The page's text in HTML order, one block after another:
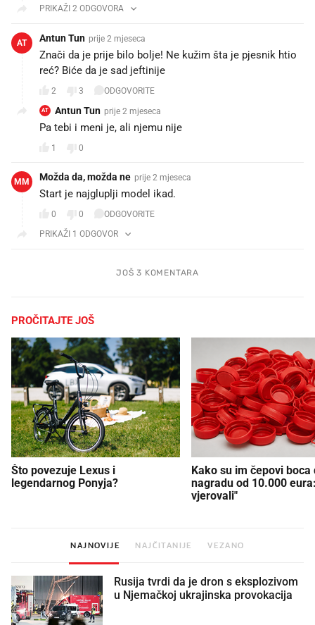
PRIKAŽI 2 ODGOVORA
AT Antun Tun prije 2 mjeseca
Znači da je prije bilo bolje! Ne kužim šta je pjesnik htio
reć? Biće da je sad jeftinije
2 3 ODGOVORITE
AT Antun Tun prije 2 mjeseca
Pa tebi i meni je, ali njemu nije 😀
1 0
MM Možda da, možda ne prije 2 mjeseca
Start je najgluplji model ikad.
0 0
ODGOVORITE
PRIKAŽI 1 ODGOVOR
JOŠ 3 KOMENTARA
PROČITAJTE JOŠ
Što povezuje Lexus i
legendarnog Ponyja?
Kako su im čepovi boca
nagradu od 10.000
vjerovali"
NAJNOVIJE NAJČITANIJE VEZANO
Rusija tvrdi da je dron s eksplozivom
u Njemačkoj ukrajinska provokacija